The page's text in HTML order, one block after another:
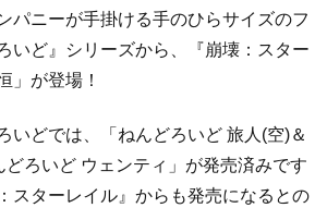
パニーが手掛ける手のひらサイズのフ
いど』シリーズから、『崩壊：スター
」が登場！
いどでは、「ねんどろいど 旅人(空)＆
どろいど ウェンティ」が発売済みです
スターレイル』からも発売になるとの